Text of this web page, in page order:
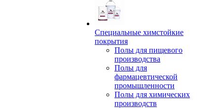
Специальные химстойкие
покрытия
Полы для пищевого
производства
Полы для
фармацевтической
промышленности
Полы для химических
производств